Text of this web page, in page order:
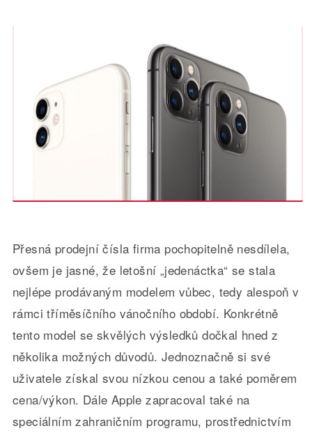
Přesná prodejní čísla firma pochopitelně nesdílela,
ovšem je jasné, že letošní „jedenáctka“ se stala
nejlépe prodávaným modelem vůbec, tedy alespoň v
rámci tříměsíčního vánočního období. Konkrétně
tento model se skvělých výsledků dočkal hned z
několika možných důvodů. Jednoznačně si své
uživatele získal svou nízkou cenou a také poměrem
cena/výkon. Dále Apple zapracoval také na
speciálním zahraničním programu, prostřednictvím